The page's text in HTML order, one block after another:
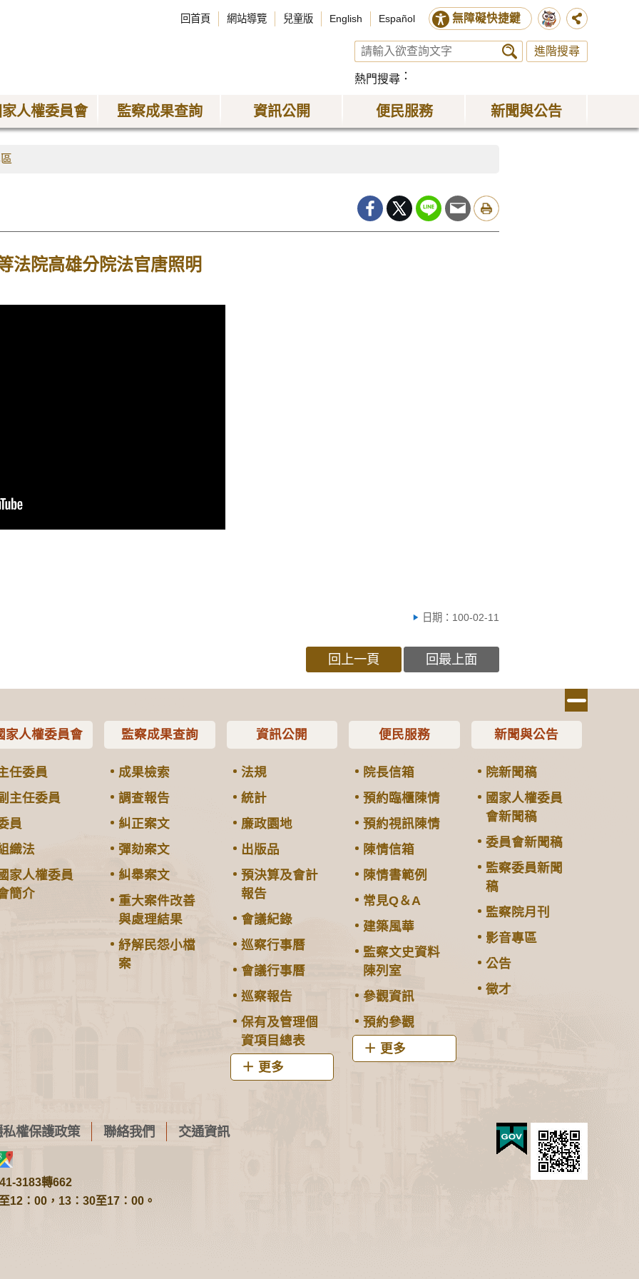
回首頁 網站導覽 兒童版 English Español 無障礙快捷鍵
進階搜尋
熱門搜尋
人權委員會 監察成果查詢 資訊公開 便民服務 新聞與公告
法院高雄分院法官唐照明
日期：100-02-11
回上一頁 回最上面
家人權委員會
任委員
主任委員
員
織法
家人權委員
簡介
監察成果查詢
成果檢索
調查報告
糾正案文
彈劾案文
糾舉案文
重大案件改善
與處理結果
紓解民怨小檔
案
資訊公開
法規
統計
廉政園地
出版品
預決算及會計
報告
會議紀錄
巡察行事曆
會議行事曆
巡察報告
保有及管理個
資項目總表
更多
便民服務
院長信箱
預約臨櫃陳情
預約視訊陳情
陳情信箱
陳情書範例
常見Q＆A
建築風華
監察文史資料
陳列室
參觀資訊
預約參觀
更多
新聞與公告
院新聞稿
國家人權委員
會新聞稿
委員會新聞稿
監察委員新聞
稿
監察院月刊
影音專區
公告
徵才
私權保護政策 聯絡我們 交通資訊
3183轉662
12：00，13：30至17：00。